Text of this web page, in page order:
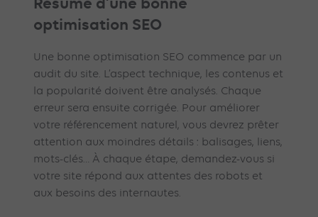
optimisation SEO
Une bonne optimisation SEO commence par un
audit du site. L’aspect technique, les contenus et
la popularité doivent être analysés. Chaque
erreur sera ensuite corrigée. Pour améliorer
votre référencement naturel, vous devrez prêter
attention aux moindres détails : balisages, liens,
mots-clés… À chaque étape, demandez-vous si
votre site répond aux attentes des robots et
aux besoins des internautes.